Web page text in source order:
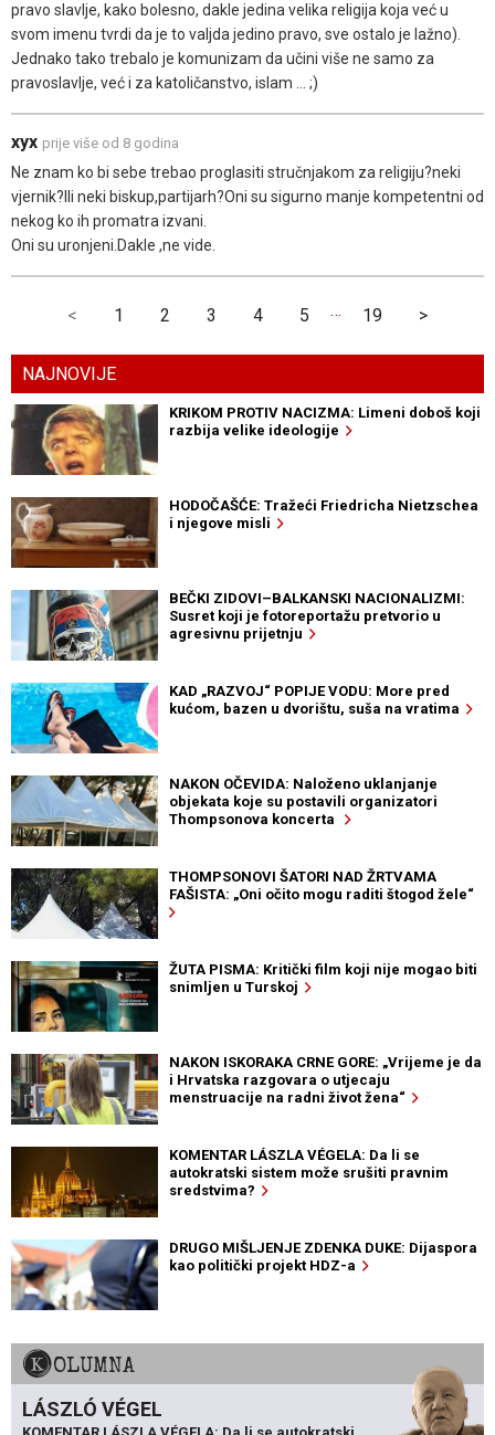
pravo slavlje, kako bolesno, dakle jedina velika religija koja već u
svom imenu tvrdi da je to valjda jedino pravo, sve ostalo je lažno).
Jednako tako trebalo je komunizam da učini više ne samo za
pravoslavlje, već i za katoličanstvo, islam ... ;)
xyx prije više od 8 godina
Ne znam ko bi sebe trebao proglasiti stručnjakom za religiju?neki
vjernik?Ili neki biskup,partijarh?Oni su sigurno manje kompetentni od
nekog ko ih promatra izvani.
Oni su uronjeni.Dakle ,ne vide.
< 1 2 3 4 5 … 19 >
NAJNOVIJE
KRIKOM PROTIV NACIZMA: Limeni doboš koji
razbija velike ideologije
HODOČAŠĆE: Tražeći Friedricha Nietzschea
i njegove misli
BEČKI ZIDOVI–BALKANSKI NACIONALIZMI:
Susret koji je fotoreportažu pretvorio u
agresivnu prijetnju
KAD „RAZVOJ“ POPIJE VODU: More pred
kućom, bazen u dvorištu, suša na vratima
NAKON OČEVIDA: Naloženo uklanjanje
objekata koje su postavili organizatori
Thompsonova koncerta
THOMPSONOVI ŠATORI NAD ŽRTVAMA
FAŠISTA: „Oni očito mogu raditi štogod žele“
ŽUTA PISMA: Kritički film koji nije mogao biti
snimljen u Turskoj
NAKON ISKORAKA CRNE GORE: „Vrijeme je da
i Hrvatska razgovara o utjecaju
menstruacije na radni život žena“
KOMENTAR LÁSZLA VÉGELA: Da li se
autokratski sistem može srušiti pravnim
sredstvima?
DRUGO MIŠLJENJE ZDENKA DUKE: Dijaspora
kao politički projekt HDZ-a
KOLUMNA
LÁSZLÓ VÉGEL